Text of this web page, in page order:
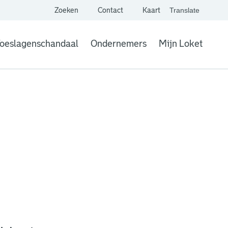
Zoeken Contact Kaart
. Link opent een
Translate
website,
Vertaal
Ondernemers Mijn Loket
. Link opent een